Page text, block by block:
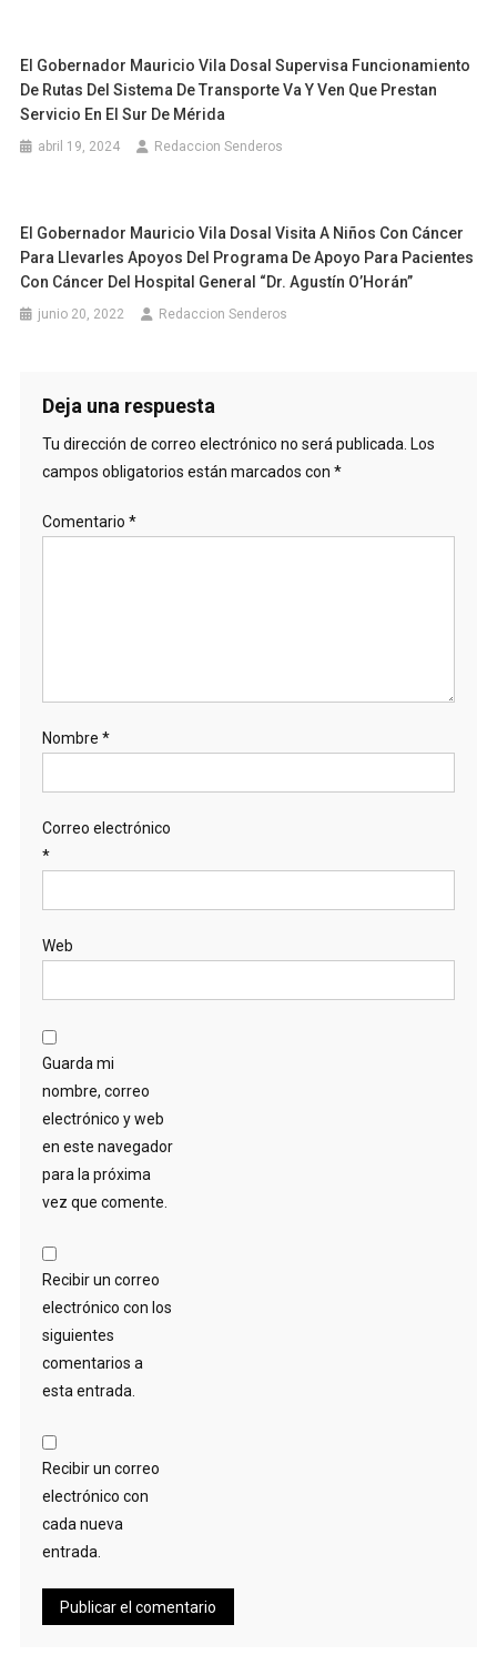
El Gobernador Mauricio Vila Dosal Supervisa Funcionamiento
De Rutas Del Sistema De Transporte Va Y Ven Que Prestan
Servicio En El Sur De Mérida
abril 19, 2024 Redaccion Senderos
El Gobernador Mauricio Vila Dosal Visita A Niños Con Cáncer
Para Llevarles Apoyos Del Programa De Apoyo Para Pacientes
Con Cáncer Del Hospital General “Dr. Agustín O’Horán”
junio 20, 2022 Redaccion Senderos
Deja una respuesta
Tu dirección de correo electrónico no será publicada. Los
campos obligatorios están marcados con *
Comentario *
Nombre *
Correo electrónico
*
Web
Guarda mi
nombre, correo
electrónico y web
en este navegador
para la próxima
vez que comente.
Recibir un correo
electrónico con los
siguientes
comentarios a
esta entrada.
Recibir un correo
electrónico con
cada nueva
entrada.